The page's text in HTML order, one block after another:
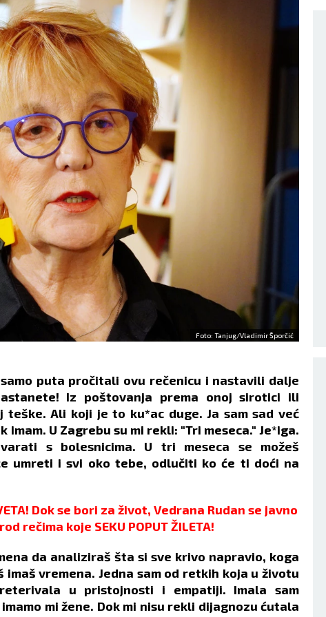
Foto: Tanjug/Vladimir Šporčić
puta pročitali ovu rečenicu i nastavili dalje
Iz poštovanja prema onoj sirotici ili
Ali koji je to ku*ac duge. Ja sam sad već
U Zagrebu su mi rekli: "Tri meseca." Je*iga.
s bolesnicima. U tri meseca se možeš
umreti i svi oko tebe, odlučiti ko će ti doći na
Dok se bori za život, Vedrana Rudan se javno
rečima koje SEKU POPUT ŽILETA!
da analiziraš šta si sve krivo napravio, koga
vremena. Jedna sam od retkih koja u životu
u pristojnosti i empatiji. Imala sam
mi žene. Dok mi nisu rekli dijagnozu ćutala
VODOLIJA
21.1 - 19.2
Danas je veoma
da dobro organizujete
da biste stigli sve da
na vreme i uživate u
koji ste i te kako
Sve više vas privlači
zauzeta Devica, koja
šalje pomešane
Ipak, dobro
šta želite od tog
Loša cirkulacija.
POSAO:
inostranstvom može naići na
ozbiljnu prepreku, tako da
ćete biti u situaciji da
improvizujete rešenja. Novi
splet okolnosti.
Harmoničan period
za sve zauzete Ribe. Slobodni
uživaju u flertu s jednim
kolegom s posla. Period
prepun strasti.
ZDRAVLJE:Migrena.